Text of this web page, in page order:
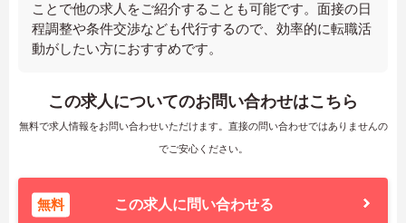
ことで他の求人をご紹介することも可能です。面接の日
程調整や条件交渉なども代行するので、効率的に転職活
動がしたい方におすすめです。
この求人についてのお問い合わせはこちら
無料で求人情報をお問い合わせいただけます。直接の問い合わせではありませんの
でご安心ください。
無料 この求人に問い合わせる